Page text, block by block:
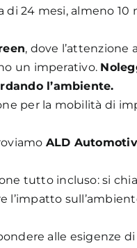
24 mesi, almeno 10
, dove l’attenzione
un imperativo.
l’ambiente.
per la mobilità di
ALD
tutto incluso: si
alle esigenze